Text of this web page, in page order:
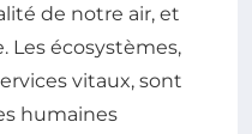
de notre air, et
Les écosystèmes,
vitaux, sont
humaines